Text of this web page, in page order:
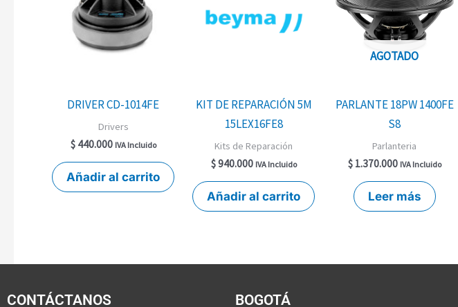
DRIVER CD-1014FE
Drivers
$440.000 IVA Incluido
Añadir al carrito
KIT DE REPARACIÓN 5M
15LEX16FE8
Kits de Reparación
$940.000 IVA Incluido
Añadir al carrito
AGOTADO
PARLANTE 18PW 1400FE
S8
Parlanteria
$1.370.000 IVA Incluido
Leer más
CONTÁCTANOS BOGOTÁ